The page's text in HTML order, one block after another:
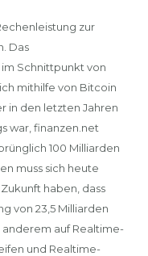
zur
Das
Schnittpunkt von
mithilfe von Bitcoin
in den letzten Jahren
war, finanzen.net
100 Milliarden
muss sich heute
haben, dass
von 23,5 Milliarden
auf Realtime-
und Realtime-